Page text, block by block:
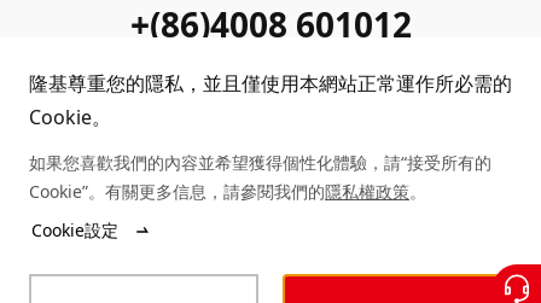
+(86)4008 601012
Copyright © 2025 隆基綠能科技股份有限公司
隆基尊重您的隱私，並且僅使用本網站正常運作所必需的
Cookie。
如果您喜歡我們的內容並希望獲得個性化體驗，請“接受所有的
Cookie”。有關更多信息，請參閱我們的隱私權政策。
Cookie設定